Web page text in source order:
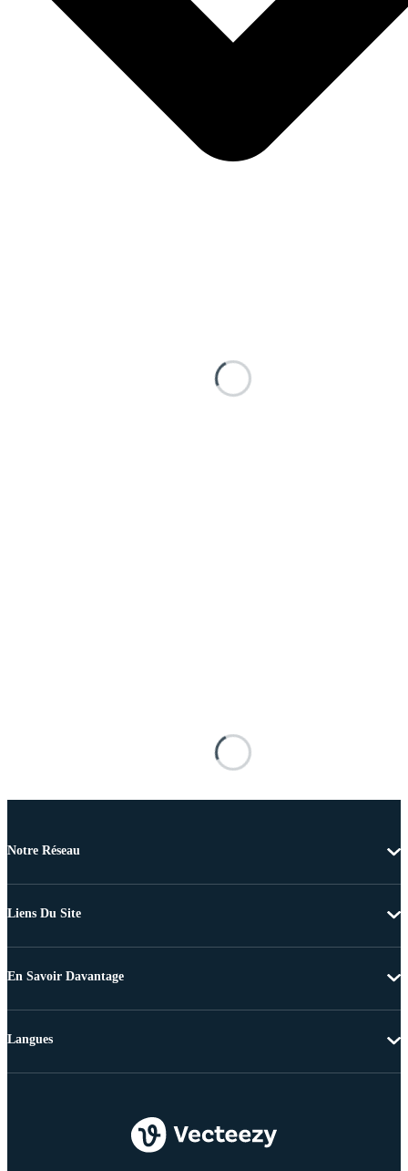
Notre Réseau
Liens Du Site
En Savoir Davantage
Langues